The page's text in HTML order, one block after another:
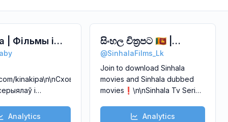
| Фільмы і
па-
kinakipa\n\nСховішча
і
поўная
Analytics
සිංහල චිත්‍රපට 🇱🇰 |
Sinhala Films 🇱🇰
@SinhalaFilms_Lk
Join to download Sinhala
movies and Sinhala dubbed
movies❗️\n\nSinhala Tv Series
Analytics